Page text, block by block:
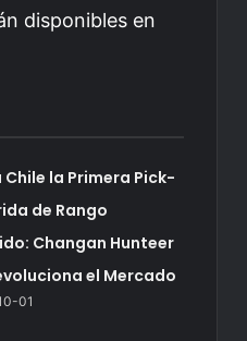
disponibles en
Chile la Primera Pick-
de Rango
Changan Hunteer
el Mercado
01